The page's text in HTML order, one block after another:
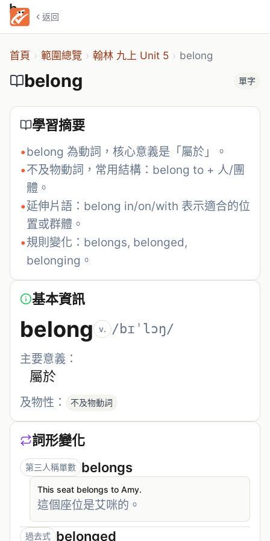
返回
belong
首頁 › 範圍總覽 › 翰林 九上 Unit 5 › belong
belong 單字
學習摘要
•belong 為動詞，核心意義是「屬於」。
•不及物動詞，常用結構：belong to + 人/團
體。
•延伸片語：belong in/on/with 表示適合的位
置或群體。
•規則變化：belongs, belonged,
belonging。
基本資訊
belong v. /bɪˈlɔŋ/
主要意義：
屬於
及物性： 不及物動詞
詞形變化
第三人稱單數 belongs
This seat belongs to Amy.
這個座位是艾咪的。
過去式 belonged